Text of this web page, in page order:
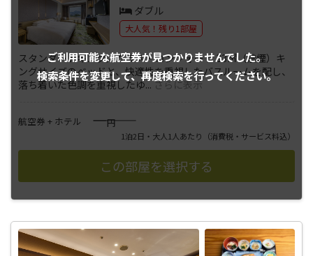
ご利用可能な航空券が見つかりませんでした。
検索条件を変更して、再度検索を行ってください。
ダブル
大人気！残り1部屋
スタンダードキング／クラス・コンフォート 33㎡（禁煙）キ
ングサイズのベッドと、快適性を重視したバスルームを配し、
落ち着いた色調を重視したゆ... さらに表示
航空券 + ホテル ――――円
1泊2日・大人1人あたり （消費税・サービス料込）